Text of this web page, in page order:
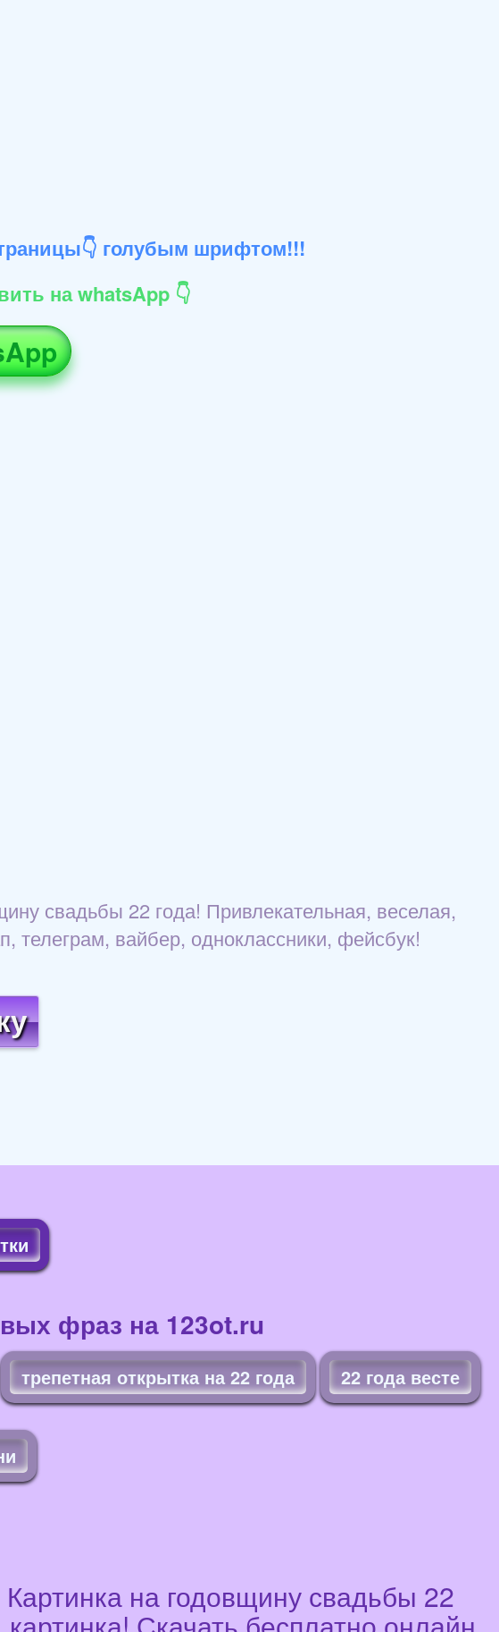
голубым шрифтом!!!
на whatsApp 👇
свадьбы 22 года! Привлекательная, веселая,
телеграм, вайбер, одноклассники, фейсбук!
фраз на 123ot.ru
трепетная открытка на 22 года 22 года весте
на годовщину свадьбы 22